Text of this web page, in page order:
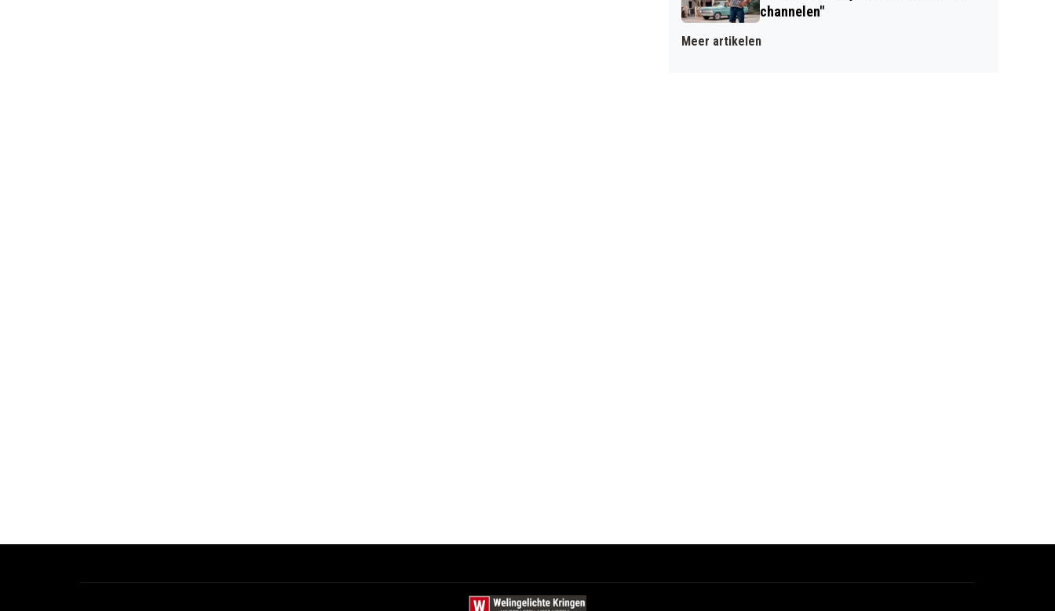
channelen"
Meer artikelen